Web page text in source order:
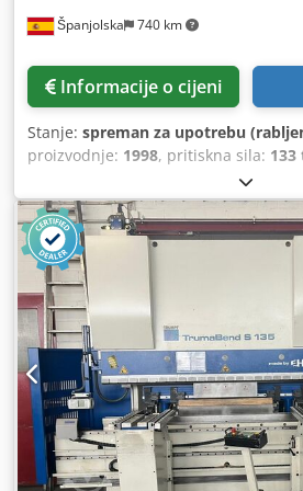
Španjolska 740 km
Informacije o cijeni
Stanje: spreman za upotrebu
proizvodnje: 1998, pritiskna sila: 133
2.690 mm
kg, udaljenost pomaka osi X:600 mm
mm, broj osovina:4, Ova 4-osna
Trumabend V130 preša za savijanje
godine. Ima silu preše od 1300 kN i
3060 mm. Stroj ima težinu od
410 mm. Ako tražite visokokvalitetne
razmislite o TRUMPF Trumatic
savijanje koju imamo na prodaju.
informacija. • Razmak između
410 mm • Širina stola: 120 mm •
(standardno) / 535 mm (proširena
1.050 mm • Y-os: • Brza brzina: 200
1–10 mm/s • Brzina povratka: 135